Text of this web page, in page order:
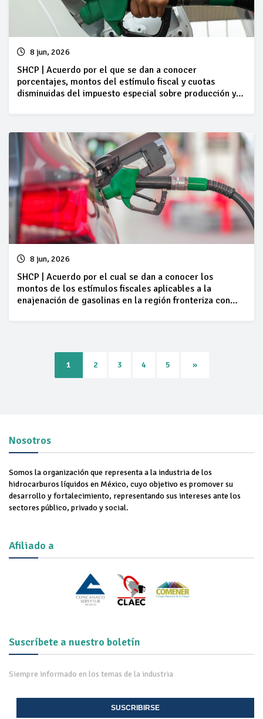
8 jun, 2026
SHCP | Acuerdo por el que se dan a conocer
porcentajes, montos del estímulo fiscal y cuotas
disminuidas del impuesto especial sobre producción y
combustibles que se indican, del 06 al 12 de junio
8 jun, 2026
SHCP | Acuerdo por el cual se dan a conocer los
montos de los estímulos fiscales aplicables a la
enajenación de gasolinas en la región fronteriza con
del 06 al 12 de junio de 2026
1 2 3 4 5 »Next
Nosotros
Somos la organización que representa a la industria de los
hidrocarburos líquidos en México, cuyo objetivo es promover su
desarrollo y fortalecimiento, representando sus intereses ante los
sectores público, privado y social.
Afiliado a
Suscríbete a nuestro boletín
Siempre informado en los temas de la industria
SUSCRIBIRSE